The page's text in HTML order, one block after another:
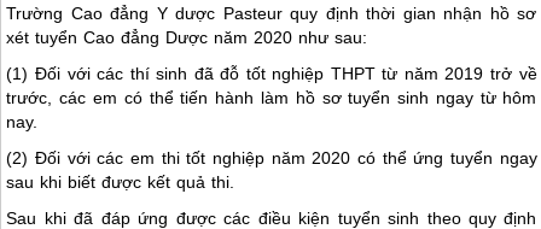
Trường Cao đẳng Y dược Pasteur quy định thời gian nhận hồ sơ
xét tuyển Cao đẳng Dược năm 2020 như sau:
(1) Đối với các thí sinh đã đỗ tốt nghiệp THPT từ năm 2019 trở về
trước, các em có thể tiến hành làm hồ sơ tuyển sinh ngay từ hôm
nay.
(2) Đối với các em thi tốt nghiệp năm 2020 có thể ứng tuyển ngay
sau khi biết được kết quả thi.
Sau khi đã đáp ứng được các điều kiện tuyển sinh theo quy định